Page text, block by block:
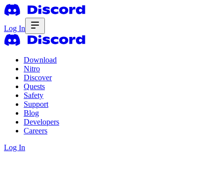
Log In
Download
Nitro
Discover
Quests
Safety
Support
Blog
Developers
Careers
Log In